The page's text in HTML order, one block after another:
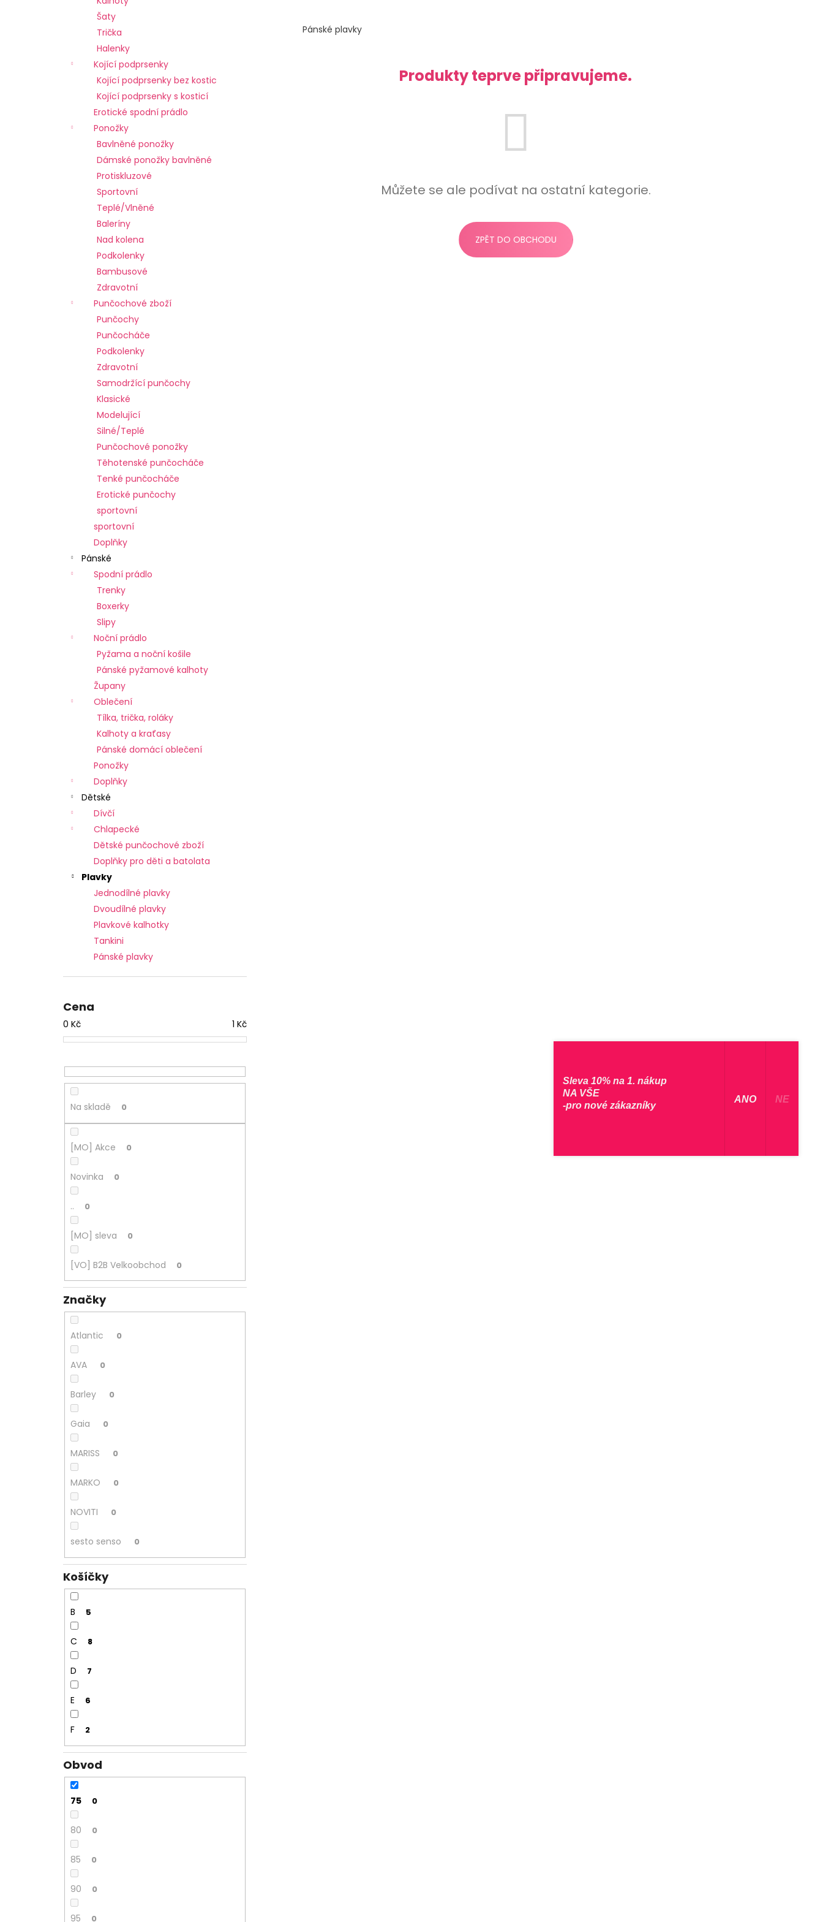
Šaty
Trička
Halenky
Kojící podprsenky
Kojící podprsenky bez kostic
Kojící podprsenky s kosticí
Erotické spodní prádlo
Ponožky
Bavlněné ponožky
Dámské ponožky bavlněné
Protiskluzové
Sportovní
Teplé/Vlněné
Baleríny
Nad kolena
Podkolenky
Bambusové
Zdravotní
Punčochové zboží
Punčochy
Punčocháče
Podkolenky
Zdravotní
Samodržící punčochy
Klasické
Modelující
Silné/Teplé
Punčochové ponožky
Těhotenské punčocháče
Tenké punčocháče
Erotické punčochy
sportovní
sportovní
Doplňky
Pánské
Spodní prádlo
Trenky
Boxerky
Slipy
Noční prádlo
Pyžama a noční košile
Pánské pyžamové kalhoty
Župany
Oblečení
Tílka, trička, roláky
Kalhoty a kraťasy
Pánské domácí oblečení
Ponožky
Doplňky
Dětské
Dívčí
Chlapecké
Dětské punčochové zboží
Doplňky pro děti a batolata
Plavky
Jednodílné plavky
Dvoudílné plavky
Plavkové kalhotky
Tankini
Pánské plavky
Cena
0 Kč 1 Kč
Na skladě 0
[MO] Akce 0
Novinka 0
.. 0
[MO] sleva 0
[VO] B2B Velkoobchod 0
Značky
Atlantic 0
AVA 0
Barley 0
Gaia 0
MARISS 0
MARKO 0
NOVITI 0
sesto senso 0
Košíčky
B 5
C 8
D 7
E 6
F 2
Obvod
75 0
80 0
85 0
90 0
95 0
Pánské plavky
Produkty teprve připravujeme.
Můžete se ale podívat na ostatní kategorie.
ZPĚT DO OBCHODU
HLEDAT
Sleva 10% na 1. nákup
NA VŠE
-pro nové zákazníky
​ ANO ​ NE